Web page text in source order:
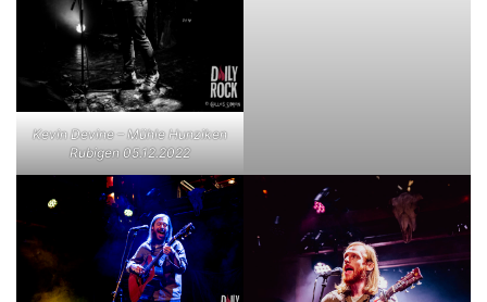
Kevin Devine – Mühle Hunziken
Rubigen 05.12.2022